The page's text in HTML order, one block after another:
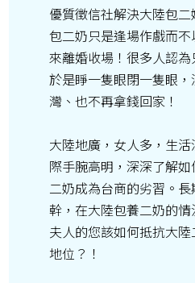
優質徵信社解決大陸包
包二奶只是逢場作戲而
來離婚收場！很多人認為
於是睜一隻眼閉一隻眼
灣、也不再拿錢回家！
大陸地廣，女人多，生
際手腕高明，深深了解
二奶成為台商的劣習。
幹，在大陸包養二奶的
夫人的您該如何抵抗大
地位？！